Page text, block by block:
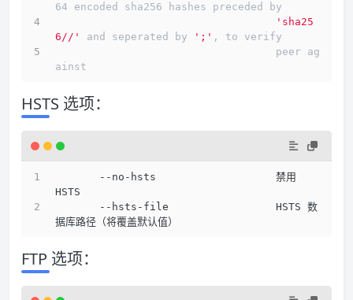
64 encoded sha256 hashes preceded by
'sha25
6//'
and seperated by ';' , to verify
ainst
HSTS 选项：
HSTS
据库路径（将覆盖默认值）
FTP 选项：